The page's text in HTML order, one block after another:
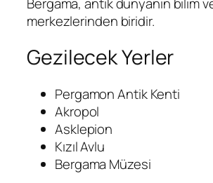
merkezlerinden biridir.
Gezilecek Yerler
Pergamon Antik Kenti
Akropol
Asklepion
Kızıl Avlu
Bergama Müzesi